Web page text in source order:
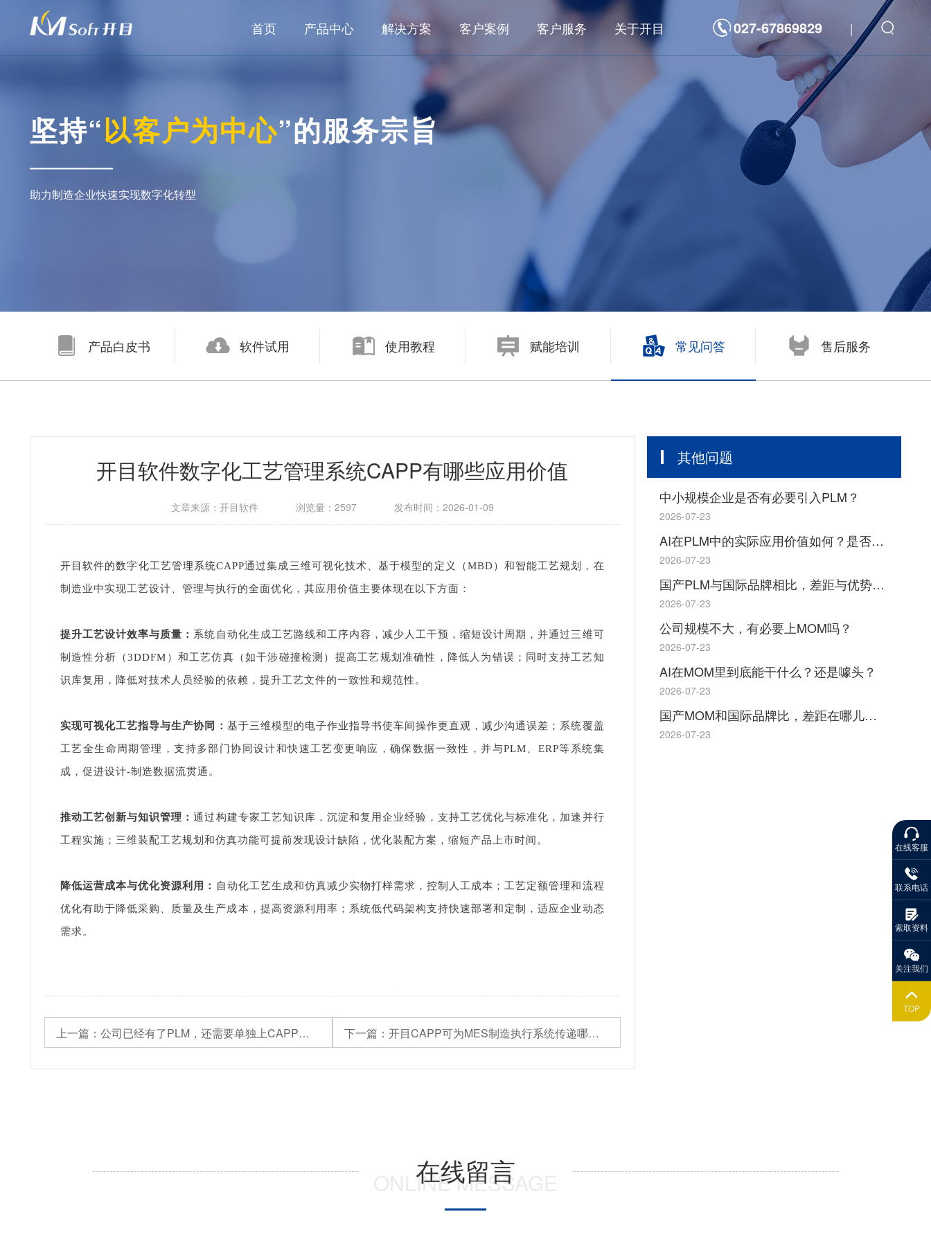
首页 产品中心
数字化研发
面向大型集团的数字化研发管理系统 KMPLM CLOUD
面向中小型企业的产品生命周期管理系统 eCOL PLM
面向小微企业基于SAAS的研发管理系统 OpenVelo PLM
面向中小型企业的结构化工艺管理系统 eCOL MPM
所见即所得的结构化工艺协同平台 KMCAPP CLOUD
数字化制造
面向大中型企业的制造运营管理系统 KMMOM CLOUD
数字化平台
新一代研发管理制造一体化敏捷开发平台
3D工具软件
开目浏览器 KMVue
尧创CAD YaoCCAD
解决方案
业务解决方案
数字化研发
数字化工艺
行业解决方案
航空航发
航天科工/科技
船舶与海洋装备
能源电力
轨道交通
家用电器
客户案例
典型案例
船舶与海洋装备 重型装备
汽车及零部件 能源电力
客户服务 关于开目 027-67869829 |
坚持“以客户为中心”的服务宗旨
助力制造企业快速实现数字化转型
产品白皮书 软件试用 使用教程 赋能培训 常见问答 售后服务
开目软件数字化工艺管理系统CAPP有哪些应用价值
文章来源： 开目软件 浏览量： 2597 发布时间： 2026-01-09
开目软件的数字化工艺管理系统CAPP通过集成三维可视化技术、基于模型的定义（MBD）和智能工艺规划，在
制造业中实现工艺设计、管理与执行的全面优化，其应用价值主要体现在以下方面：
‌提升工艺设计效率与质量‌： 系统自动化生成工艺路线和工序内容，减少人工干预，缩短设计周期，并通过三维可
制造性分析（3DDFM ）和工艺仿真（如干涉碰撞检测）提高工艺规划准确性，降低人为错误；同时支持工艺知
识库复用，降低对技术人员经验的依赖，提升工艺文件的一致性和规范性。‌
‌实现可视化工艺指导与生产协同‌： 基于三维模型的电子作业指导书使车间操作更直观，减少沟通误差；系统覆盖
工艺全生命周期管理，支持多部门协同设计和快速工艺变更响应，确保数据一致性，并与PLM 、ERP等系统集
成，促进设计-制造数据流贯通。‌
‌推动工艺创新与知识管理‌：通过构建专家工艺知识库，沉淀和复用企业经验，支持工艺优化与标准化，加速并行
工程实施；三维装配工艺规划和仿真功能可提前发现设计缺陷，优化装配方案，缩短产品上市时间。‌
‌降低运营成本与优化资源利用‌： 自动化工艺生成和仿真减少实物打样需求，控制人工成本；工艺定额管理和流程
优化有助于降低采购、质量及生产成本，提高资源利用率；系统低代码架构支持快速部署和定制，适应企业动态
需求。
上一篇：公司已经有了PLM，还需要单独上CAPP吗？ 下一篇： 开目CAPP可为MES制造执行系统传递哪些数据
其他问题
中小规模企业是否有必要引入PLM？
2026-07-23
AI在PLM中的实际应用价值如何？是否存在概念炒作成分？
2026-07-23
国产PLM与国际品牌相比，差距与优势分别体现在哪些方面？
2026-07-23
公司规模不大，有必要上MOM吗？
2026-07-23
AI在MOM里到底能干什么？还是噱头？
2026-07-23
国产MOM和国际品牌比，差距在哪儿？优势在哪儿？
2026-07-23
在线留言
ONLINE MESSAGE
在线客服
联系电话
索取资料
关注我们
TOP